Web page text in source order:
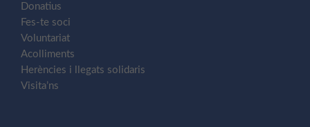
Donatius
Fes-te soci
Voluntariat
Acolliments
Herències i llegats solidaris
Visita’ns